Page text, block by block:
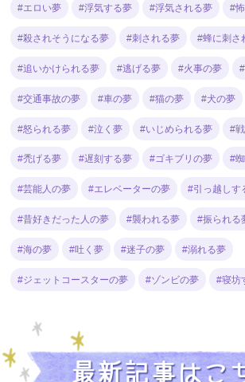
#エロい夢 #浮気する夢 #浮気される夢 #
#殺されそうになる夢 #刺される夢 #蜂に刺さ
#追いかけられる夢 #逃げる夢 #火事の夢
#交通事故の夢 #車の夢 #猫の夢 #犬の夢
#怒られる夢 #泣く夢 #いじめられる夢 #
#禿げる夢 #遅刻する夢 #ゴキブリの夢 #
#芸能人の夢 #エレベーターの夢 #引っ越しす
#昔好きだった人の夢 #襲われる夢 #振られる
#海の夢 #吐く夢 #迷子の夢 #溺れる夢
#ジェットコースターの夢 #ゾンビの夢 #寝坊